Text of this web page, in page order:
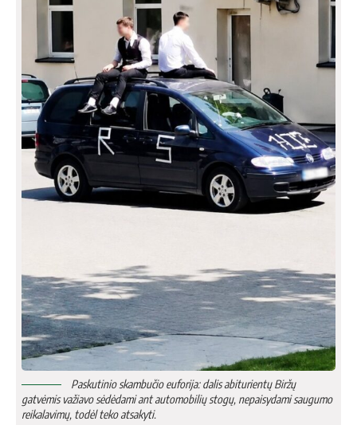
Paskutinio skambučio euforija: dalis abiturientų Biržų
gatvėmis važiavo sėdėdami ant automobilių stogų, nepaisydami saugumo
reikalavimų, todėl teko atsakyti.